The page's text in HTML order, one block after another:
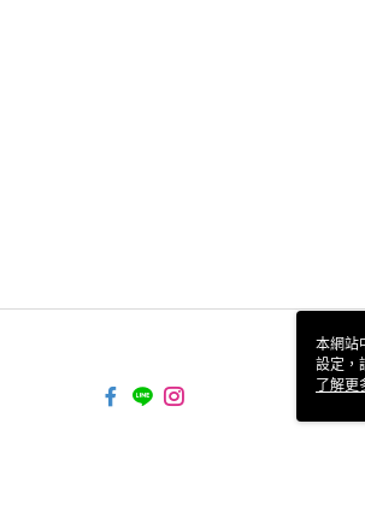
本網站
設定，
使用
了解更